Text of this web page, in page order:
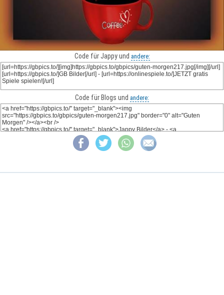
Code für Jappy und andere:
Code für Blogs und andere: